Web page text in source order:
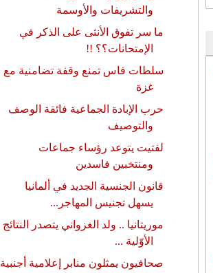
والتشريفات والأوسمة
ما سر تفوق الأنثى على الذكر في
الإمتحانات؟؟ !!
سلطات فاس تمنع وقفة تضامنية مع
غزة
حرب الإبادة الجماعية فائقة الوصف
والتوصيف
لفتيت يتوعد رؤساء جماعات
ومنتخبين فاسدين
قانون الجنسية الجديد في ألمانيا
يسهل تجنيس المهاجر...
موريتانيا .. ولد الغزواني يتصدر النتائج
الأوّلية ...
صحافيون يمثلون منابر إعلامية أجنبية